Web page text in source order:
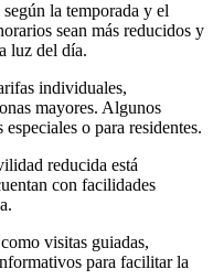
la temporada y el
sean más reducidos y
luz del día.
individuales,
mayores. Algunos
o para residentes.
reducida está
con facilidades
visitas guiadas,
para facilitar la